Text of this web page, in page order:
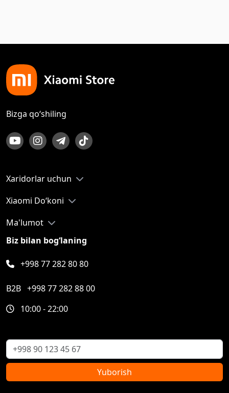
Bizga qo‘shiling
Xaridorlar uchun
Xiaomi Do‘koni
Ma'lumot
Biz bilan bog‘laning
+998 77 282 80 80
B2B +998 77 282 88 00
10:00 - 22:00
Yuborish